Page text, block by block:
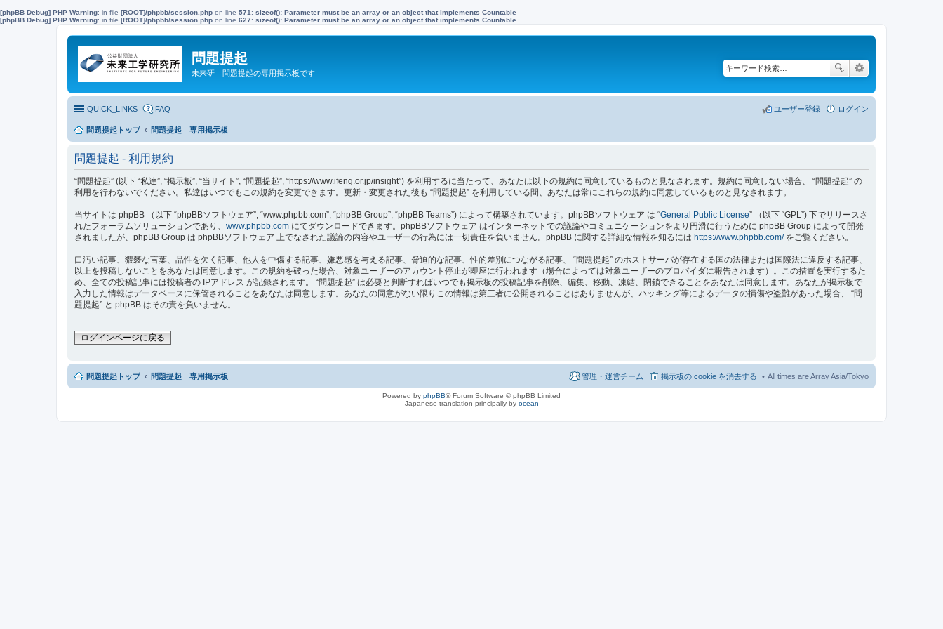
[phpBB Debug] PHP Warning: in file [ROOT]/phpbb/session.php on line 571 : sizeof(): Parameter must be an array or an object that implements Countable
[phpBB Debug] PHP Warning: in file [ROOT]/phpbb/session.php on line 627: sizeof(): Parameter must be an array or an object that implements Countable
問題提起
未来研 問題提起の専用掲示板です
QUICK_LINKS FAQ ログイン
ユーザー登録
問題提起トップ 問題提起 専用掲示板
問題提起 - 利用規約
“問題提起” (以下 “私達”, “掲示板”, “当サイト”, “問題提起”, “https://www.ifeng.or.jp/insight”) を利用するに当たって、あなたは以下の規約に同意しているものと見なされます。規約に同意しない場合、 “問題提起” の
利用を行わないでください。私達はいつでもこの規約を変更できます。更新・変更された後も “問題提起” を利用している間、あなたは常にこれらの規約に同意しているものと見なされます。
当サイトは phpBB （以下 “phpBBソフトウェア”, “www.phpbb.com”, “phpBB Group”, “phpBB Teams”) によって構築されています。phpBBソフトウェア は “General Public License” （以下 “GPL”) 下でリリースさ
れたフォーラムソリューションであり、 www.phpbb.com にてダウンロードできます。phpBBソフトウェア はインターネットでの議論やコミュニケーションをより円滑に行うために phpBB Group によって開発
されましたが、phpBB Group は phpBBソフトウェア 上でなされた議論の内容やユーザーの行為には一切責任を負いません。phpBB に関する詳細な情報を知るには https://www.phpbb.com/をご覧ください。
口汚い記事、猥褻な言葉、品性を欠く記事、他人を中傷する記事、嫌悪感を与える記事、脅迫的な記事、性的差別につながる記事、 “問題提起” のホストサーバが存在する国の法律または国際法に違反する記事、
以上を投稿しないことをあなたは同意します。この規約を破った場合、対象ユーザーのアカウント停止が即座に行われます（場合によっては対象ユーザーのプロバイダに報告されます）。この措置を実行するた
め、全ての投稿記事には投稿者の IPアドレス が記録されます。 “問題提起” は必要と判断すればいつでも掲示板の投稿記事を削除、編集、移動、凍結、閉鎖できることをあなたは同意します。あなたが掲示板で
入力した情報はデータベースに保管されることをあなたは同意します。あなたの同意がない限りこの情報は第三者に公開されることはありませんが、ハッキング等によるデータの損傷や盗難があった場合、 “問
題提起” と phpBB はその責を負いません。
ログインページに戻る
問題提起トップ 問題提起 専用掲示板 All times are Array Asia/Tokyo
掲示板の cookie を消去する
管理・運営チーム
Powered by phpBB® Forum Software © phpBB Limited
Japanese translation principally by ocean